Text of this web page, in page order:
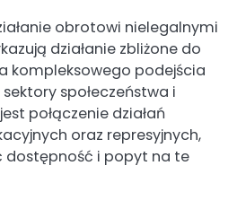
obrotowi nielegalnymi
działanie zbliżone do
kompleksowego podejścia
społeczeństwa i
połączenie działań
oraz represyjnych,
dostępność i popyt na te